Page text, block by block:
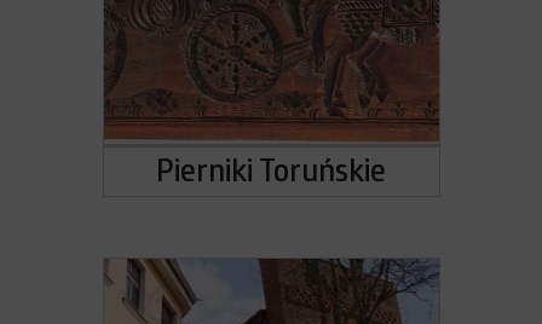
Pierniki Toruńskie